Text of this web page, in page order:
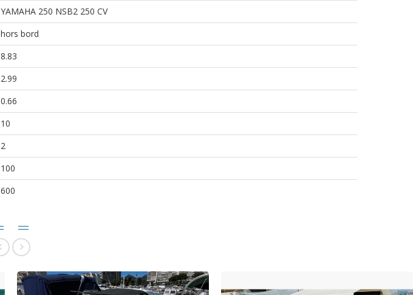
YAMAHA 250 NSB2 250 CV
hors bord
8.83
2.99
0.66
10
2
100
600